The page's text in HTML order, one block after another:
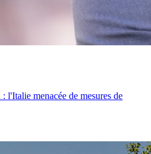
l'Italie menacée de mesures de